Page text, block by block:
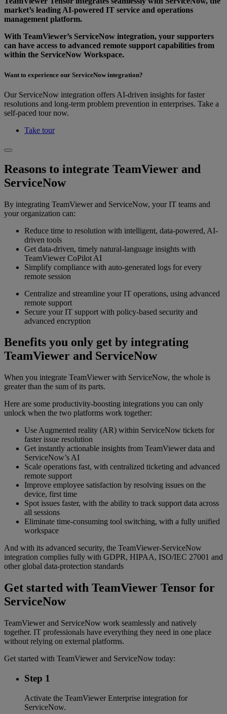
market’s leading AI-powered IT service and operations
management platform.
With TeamViewer’s ServiceNow integration, your supporters
can have access to advanced remote support capabilities from
within the ServiceNow Workspace.
Want to experience our ServiceNow integration?
Our ServiceNow integration offers AI-driven insights for faster
resolutions and long-term problem prevention in enterprises. Take a
self-paced tour now.
Take tour
Reasons to integrate TeamViewer and
ServiceNow
By integrating TeamViewer and ServiceNow, your IT teams and
your organization can:
Reduce time to resolution with intelligent, data-powered, AI-
driven tools
Get data-driven, timely natural-language insights with
TeamViewer CoPilot AI
Simplify compliance with auto-generated logs for every
remote session
Centralize and streamline your IT operations, using advanced
remote support
Secure your IT support with policy-based security and
advanced encryption
Benefits you only get by integrating
TeamViewer and ServiceNow
When you integrate TeamViewer with ServiceNow, the whole is
greater than the sum of its parts.
Here are some productivity-boosting integrations you can only
unlock when the two platforms work together:
Use Augmented reality (AR) within ServiceNow tickets for
faster issue resolution
Get instantly actionable insights from TeamViewer data and
ServiceNow’s AI
Scale operations fast, with centralized ticketing and advanced
remote support
Improve employee satisfaction by resolving issues on the
device, first time
Spot issues faster, with the ability to track support data across
all sessions
Eliminate time-consuming tool switching, with a fully unified
workspace
And with its advanced security, the TeamViewer-ServiceNow
integration complies fully with GDPR, HIPAA, ISO/IEC 27001 and
other global data-protection standards
Get started with TeamViewer Tensor for
ServiceNow
TeamViewer and ServiceNow work seamlessly and natively
together. IT professionals have everything they need in one place
without relying on external platforms.
Get started with TeamViewer and ServiceNow today:
Step 1
Activate the TeamViewer Enterprise integration for
ServiceNow.